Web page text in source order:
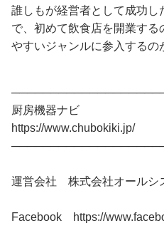
誰しもが経営者として成功
で、初めて飲食店を開業す
やすいジャンルに参入するの
厨房機器ナビ
https://www.chubokiki.jp/
運営会社 株式会社オールシ
Facebook https://